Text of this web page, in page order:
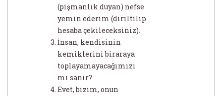
(pişmanlık duyan) nefse
yemin ederim (diriltilip
hesaba çekileceksiniz).
İnsan, kendisinin
kemiklerini biraraya
toplayamayacağımızı
mı sanır?
Evet, bizim, onun